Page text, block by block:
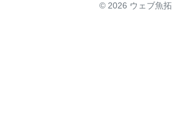
© 2026 ウェブ魚拓